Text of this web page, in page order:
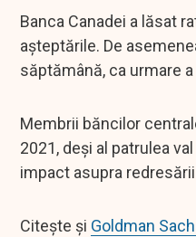
Banca Canadei a lăsat
aşteptările. De
săptămână, ca urmare
Membrii băncilor
2021, deşi al patrulea
impact asupra
Citește și Goldman